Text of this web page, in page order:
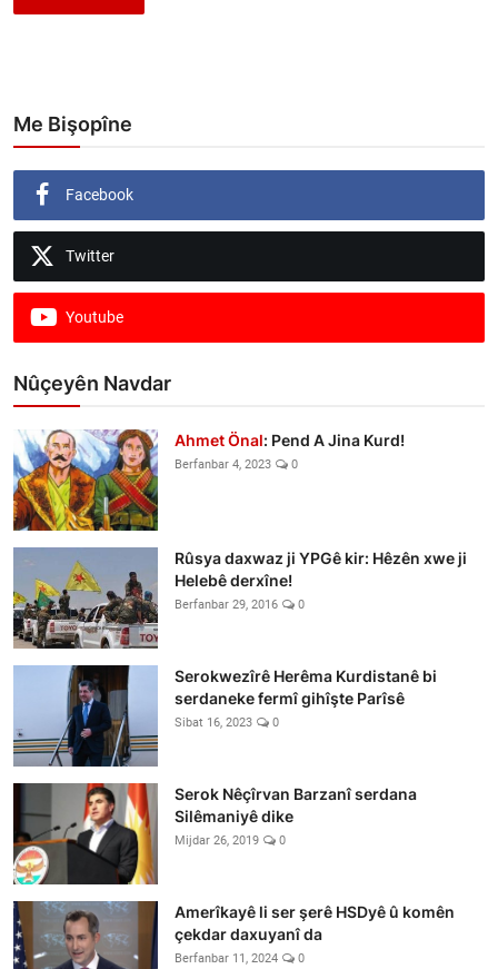
Me Bişopîne
Facebook
Twitter
Youtube
Nûçeyên Navdar
Ahmet Önal: Pend A Jina Kurd!
Berfanbar 4, 2023 0
Rûsya daxwaz ji YPGê kir: Hêzên xwe ji
Helebê derxîne!
Berfanbar 29, 2016 0
Serokwezîrê Herêma Kurdistanê bi
serdaneke fermî gihîşte Parîsê
Sibat 16, 2023 0
Serok Nêçîrvan Barzanî serdana
Silêmaniyê dike
Mijdar 26, 2019 0
Amerîkayê li ser şerê HSDyê û komên
çekdar daxuyanî da
Berfanbar 11, 2024 0